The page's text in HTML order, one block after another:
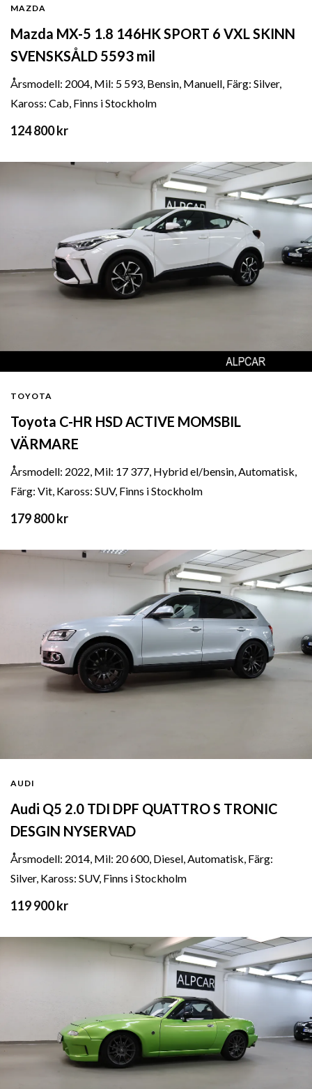
MAZDA
Mazda MX-5 1.8 146HK SPORT 6 VXL SKINN
SVENSKSÅLD 5593 mil
Årsmodell: 2004, Mil: 5 593, Bensin, Manuell, Färg: Silver,
Kaross: Cab, Finns i Stockholm
124 800 kr
TOYOTA
Toyota C-HR HSD ACTIVE MOMSBIL
VÄRMARE
Årsmodell: 2022, Mil: 17 377, Hybrid el/bensin, Automatisk,
Färg: Vit, Kaross: SUV, Finns i Stockholm
179 800 kr
AUDI
Audi Q5 2.0 TDI DPF QUATTRO S TRONIC
DESGIN NYSERVAD
Årsmodell: 2014, Mil: 20 600, Diesel, Automatisk, Färg:
Silver, Kaross: SUV, Finns i Stockholm
119 900 kr